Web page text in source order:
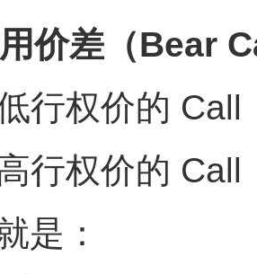
价差（Bear
行权价的 Call
行权价的 Call
是：